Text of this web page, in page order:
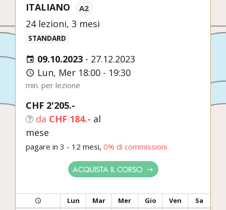
ITALIANO A2
24 lezioni, 3 mesi
STANDARD
09.10.2023 - 27.12.2023
Lun, Mer 18:00 - 19:30
min. per lezione
CHF 2'205.-
da CHF 184.- al
mese
pagare in 3 - 12 mesi, 0% di commissioni
ACQUISTA IL CORSO
Lun Mar Mer Gio Ven
Sa